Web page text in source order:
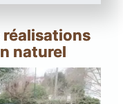
naturel